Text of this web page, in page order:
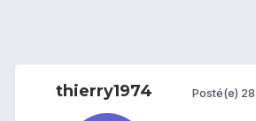
thierry1974 Posté(e)